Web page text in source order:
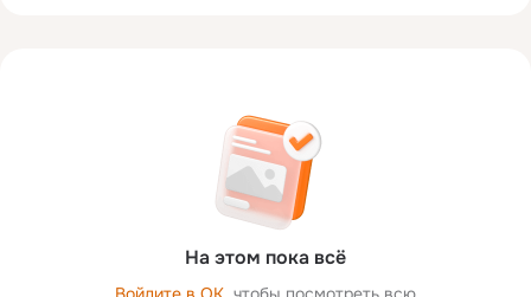
На этом пока всё